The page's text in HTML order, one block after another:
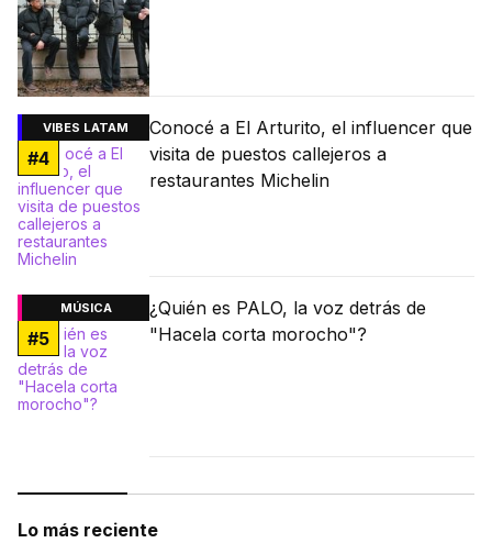
VIBES LATAM
#4
Conocé a El Arturito, el influencer que
visita de puestos callejeros a
restaurantes Michelin
MÚSICA
#5
¿Quién es PALO, la voz detrás de
"Hacela corta morocho"?
Lo más reciente